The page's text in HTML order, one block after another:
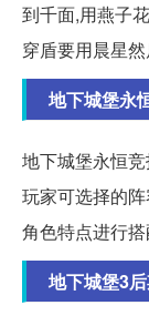
到千面,用燕子
穿盾要用晨星
地下城堡永
地下城堡永恒
玩家可选择的
角色特点进行搭
地下城堡3